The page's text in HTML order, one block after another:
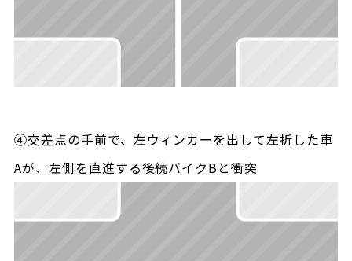
④交差点の手前で、左ウィンカーを出して左折した車
Aが、左側を直進する後続バイクBと衝突